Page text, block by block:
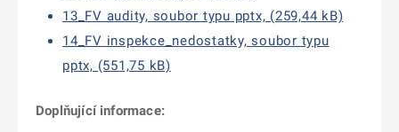
13_FV audity, soubor typu pptx, (259,44 kB)
14_FV inspekce_nedostatky, soubor typu
pptx, (551,75 kB)
Doplňující informace: